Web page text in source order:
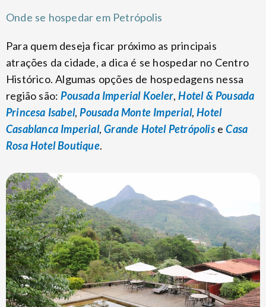
Onde se hospedar em Petrópolis
Para quem deseja ficar próximo as principais
atrações da cidade, a dica é se hospedar no Centro
Histórico. Algumas opções de hospedagens nessa
região são:Pousada Imperial Koeler,Hotel & Pousada
Princesa Isabel,Pousada Monte Imperial,Hotel
Casablanca Imperial,Grande Hotel PetrópoliseCasa
Rosa Hotel Boutique.